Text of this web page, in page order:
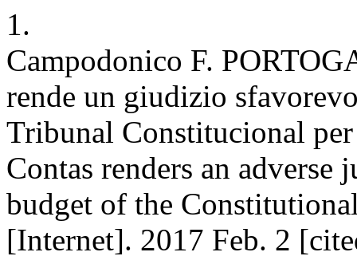
1.
Campodonico F.
rende un giudizio
Tribunal Constitucional
Contas renders an
budget of the
[Internet]. 2017 Feb. 2